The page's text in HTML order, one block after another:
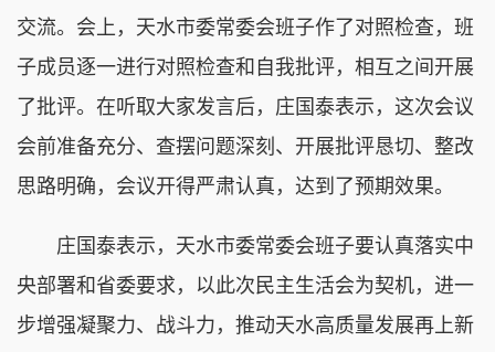
交流。会上，天水市委常委会班子作了对照检查，班
子成员逐一进行对照检查和自我批评，相互之间开展
了批评。在听取大家发言后，庄国泰表示，这次会议
会前准备充分、查摆问题深刻、开展批评恳切、整改
思路明确，会议开得严肃认真，达到了预期效果。
庄国泰表示，天水市委常委会班子要认真落实中
央部署和省委要求，以此次民主生活会为契机，进一
步增强凝聚力、战斗力，推动天水高质量发展再上新